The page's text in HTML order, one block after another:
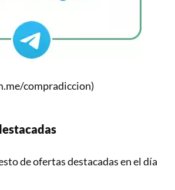
compradiccion)
de ofertas destacadas en el día